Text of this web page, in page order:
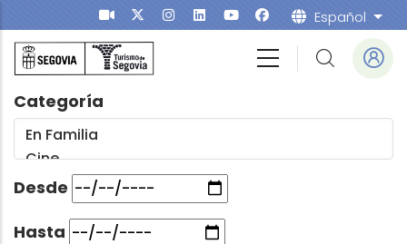
Pasar al contenido principal Español
Categoría
Desde
Hasta